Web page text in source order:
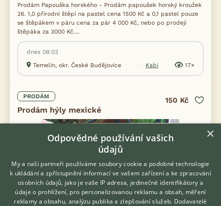
Prodám Papouška horského - Prodám papoušek horský kroužek
26. 1,0 přírodní štěpí na pastel cena 1500 Kč a 0,1 pastel pouze
se štěpákem v páru cena za pár 4 000 Kč, nebo po prodeji
štěpáka za 3000 Kč....
dnes 08:03
Temelín, okr. České Budějovice
Kabi 17×
PRODÁM
Prodám hýly mexické
150 Kč
×
Odpovědné používání vašich
údajů
My a naši partneři používáme soubory cookie a podobné technologie
k ukládání a zpřístupnění informací ve vašem zařízení a ke zpracování
osobních údajů, jako je vaše IP adresa, jedinečné identifikátory a
údaje o prohlížení, pro personalizovanou reklamu a obsah, měření
reklamy a obsahu, analýzu publika a zlepšování služeb. Dodavatelé